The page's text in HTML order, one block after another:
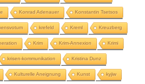
Konrad Adenauer Konstantin Tsetsos
krefeld Kreml Kreuzberg
Krim Krim-Annexion Krimi
krisen-kommunikation Kristina Dunz
Kulturelle Aneignung Kunst kyjiw